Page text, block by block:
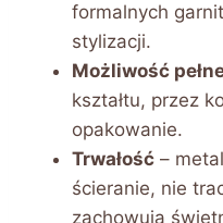
formalnych
stylizacji.
Możliwość
kształtu, przez
opakowanie.
Trwałość –
ścieranie, nie
zachowują